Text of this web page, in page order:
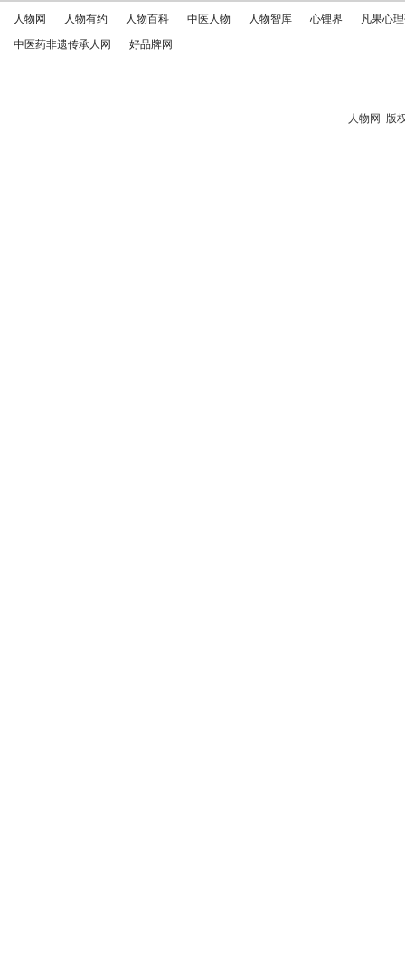
人物网 人物有约 人物百科 中医人物 人物智库 心锂界
凡果心
中医药非遗传承人网
好品牌网
人物网 版